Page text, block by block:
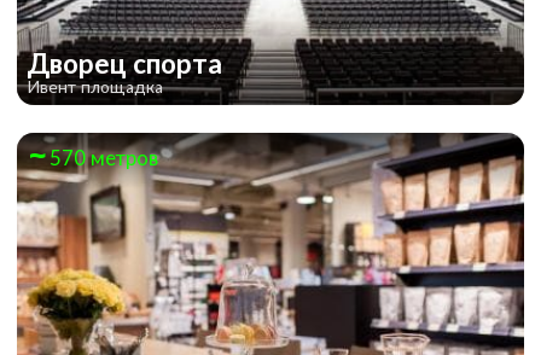
Дворец спорта
Ивент площадка
570 метров